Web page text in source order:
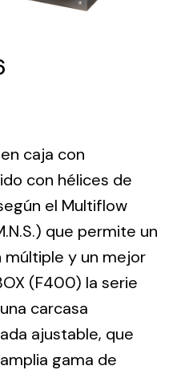
y equipos de
into the group
products for
caja con
con hélices de
el Multiflow
que permite un
múltiple y un mejor
(F400) la serie
carcasa
ajustable, que
gama de